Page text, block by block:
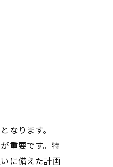
なります。
重要です。特
に備えた計画